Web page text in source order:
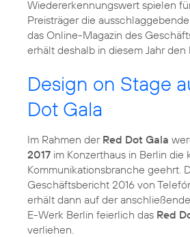
Wiedererkennungswert spielen
Preisträger die
das Online-Magazin des
erhält deshalb in diesem Jahr
Design on Stage
Dot Gala
Im Rahmen der Red Dot Gala
2017 im Konzerthaus in Berlin die
Kommunikationsbranche geehrt.
Geschäftsbericht 2016 von
erhält dann auf der
E-Werk Berlin feierlich das Red
verliehen.